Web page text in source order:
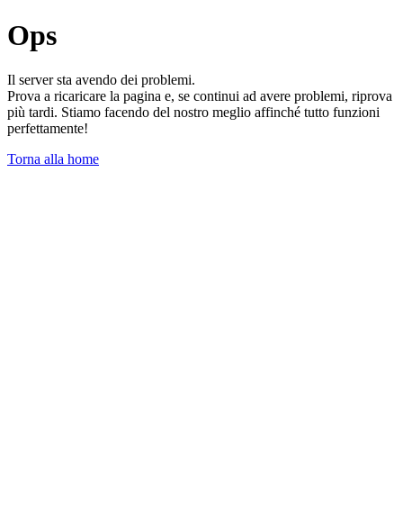
Ops
Il server sta avendo dei problemi.
Prova a ricaricare la pagina e, se continui ad avere problemi, riprova
più tardi. Stiamo facendo del nostro meglio affinché tutto funzioni
perfettamente!
Torna alla home